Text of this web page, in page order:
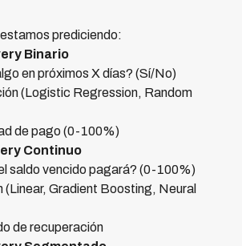
prediciendo:
Binario
en próximos X días? (Sí/No)
(Logistic Regression, Random
de pago (0-100%)
Continuo
saldo vencido pagará? (0-100%)
(Linear, Gradient Boosting, Neural
de recuperación